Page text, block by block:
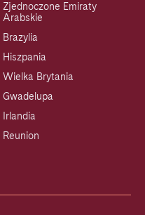
Zjednoczone Emiraty
Arabskie
Brazylia
Hiszpania
Wielka Brytania
Gwadelupa
Irlandia
Reunion